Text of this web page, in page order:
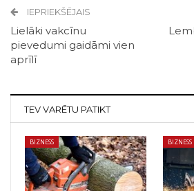
IEPRIEKŠĒJAIS
Lielāki vakcīnu
pievedumi gaidāmi vien
aprīlī
TEV VARĒTU PATIKT
BIZNESS BIZNESS